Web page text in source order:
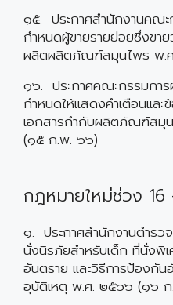
๑๕. ประกาศสำนักงานคณะ
กำหนดผู้ขายรายย่อยซึ่งขา
ผลิตผลิตภัณฑ์สมุนไพร พ.
๑๖. ประกาศคณะกรรมกา
กำหนดให้แสดงคำเตือนและ
เอกสารกำกับผลิตภัณฑ์ส
(๑๕ ก.พ. ๖๖)
กฎหมายใหม่ช่วง
๑. ประกาศสำนักงานตำรว
นั่งนิรภัยสำหรับเด็ก ที่นั่งพิ
อันตราย และวิธีการป้องกั
อุบัติเหตุ พ.ศ. ๒๕๖๖ (๑๖